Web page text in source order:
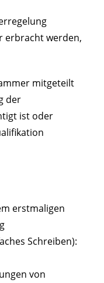
erbracht werden,
mitgeteilt
der
ist oder
erstmaligen
Schreiben):
von